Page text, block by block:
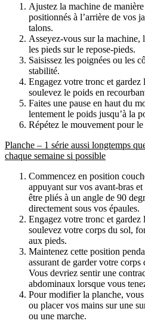
Ajustez la machine de
positionnés à l’arrière de vos
talons.
Asseyez-vous sur la machine,
les pieds sur le repose-pieds.
Saisissez les poignées ou les
stabilité.
Engagez votre tronc et
soulevez le poids en
Faites une pause en haut du
lentement le poids jusqu’à la
Répétez le mouvement pour
Planche – 1 série aussi longtemps
chaque semaine si possible
Commencez en position
appuyant sur vos avant-bras
être pliés à un angle de 90
directement sous vos épaules.
Engagez votre tronc et
soulevez votre corps du sol,
aux pieds.
Maintenez cette position
assurant de garder votre
Vous devriez sentir une
abdominaux lorsque vous
Pour modifier la planche,
ou placer vos mains sur une
ou une marche.